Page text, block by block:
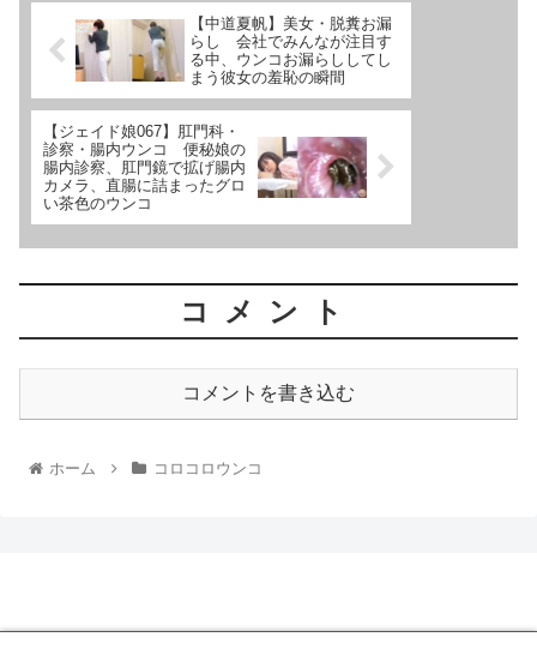
【中道夏帆】美女・脱糞お漏
らし 会社でみんなが注目す
る中、ウンコお漏らししてし
まう彼女の羞恥の瞬間
【ジェイド娘067】肛門科・
診察・腸内ウンコ 便秘娘の
腸内診察、肛門鏡で拡げ腸内
カメラ、直腸に詰まったグロ
い茶色のウンコ
コメント
コメントを書き込む
ホーム コロコロウンコ